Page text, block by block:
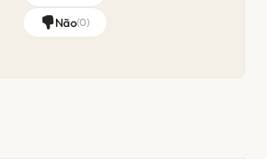
Não(0)